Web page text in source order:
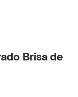
Brisa de